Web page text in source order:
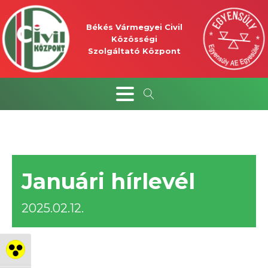
Nagy kontraszt váltása
Békés Vármegyei Civil
Közösségi
Szolgáltató Központ
Januári hírlevél
2025.02.12.